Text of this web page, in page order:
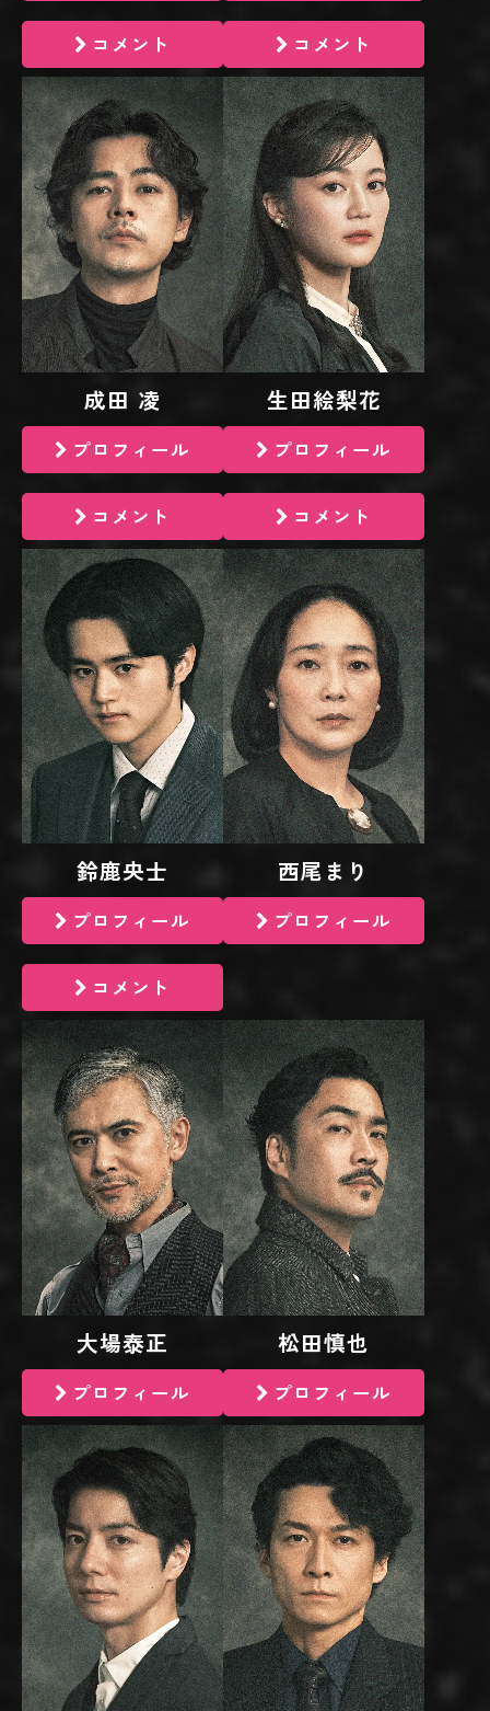
コメント コメント
成田 凌
プロフィール
コメント
生田絵梨花
プロフィール
コメント
鈴鹿央士
プロフィール
コメント
西尾まり
プロフィール
大場泰正
プロフィール
松田慎也
プロフィール